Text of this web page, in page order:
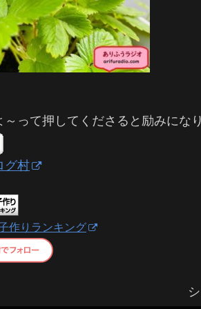
～って押してくださると励みにな
グ村
作りランキング